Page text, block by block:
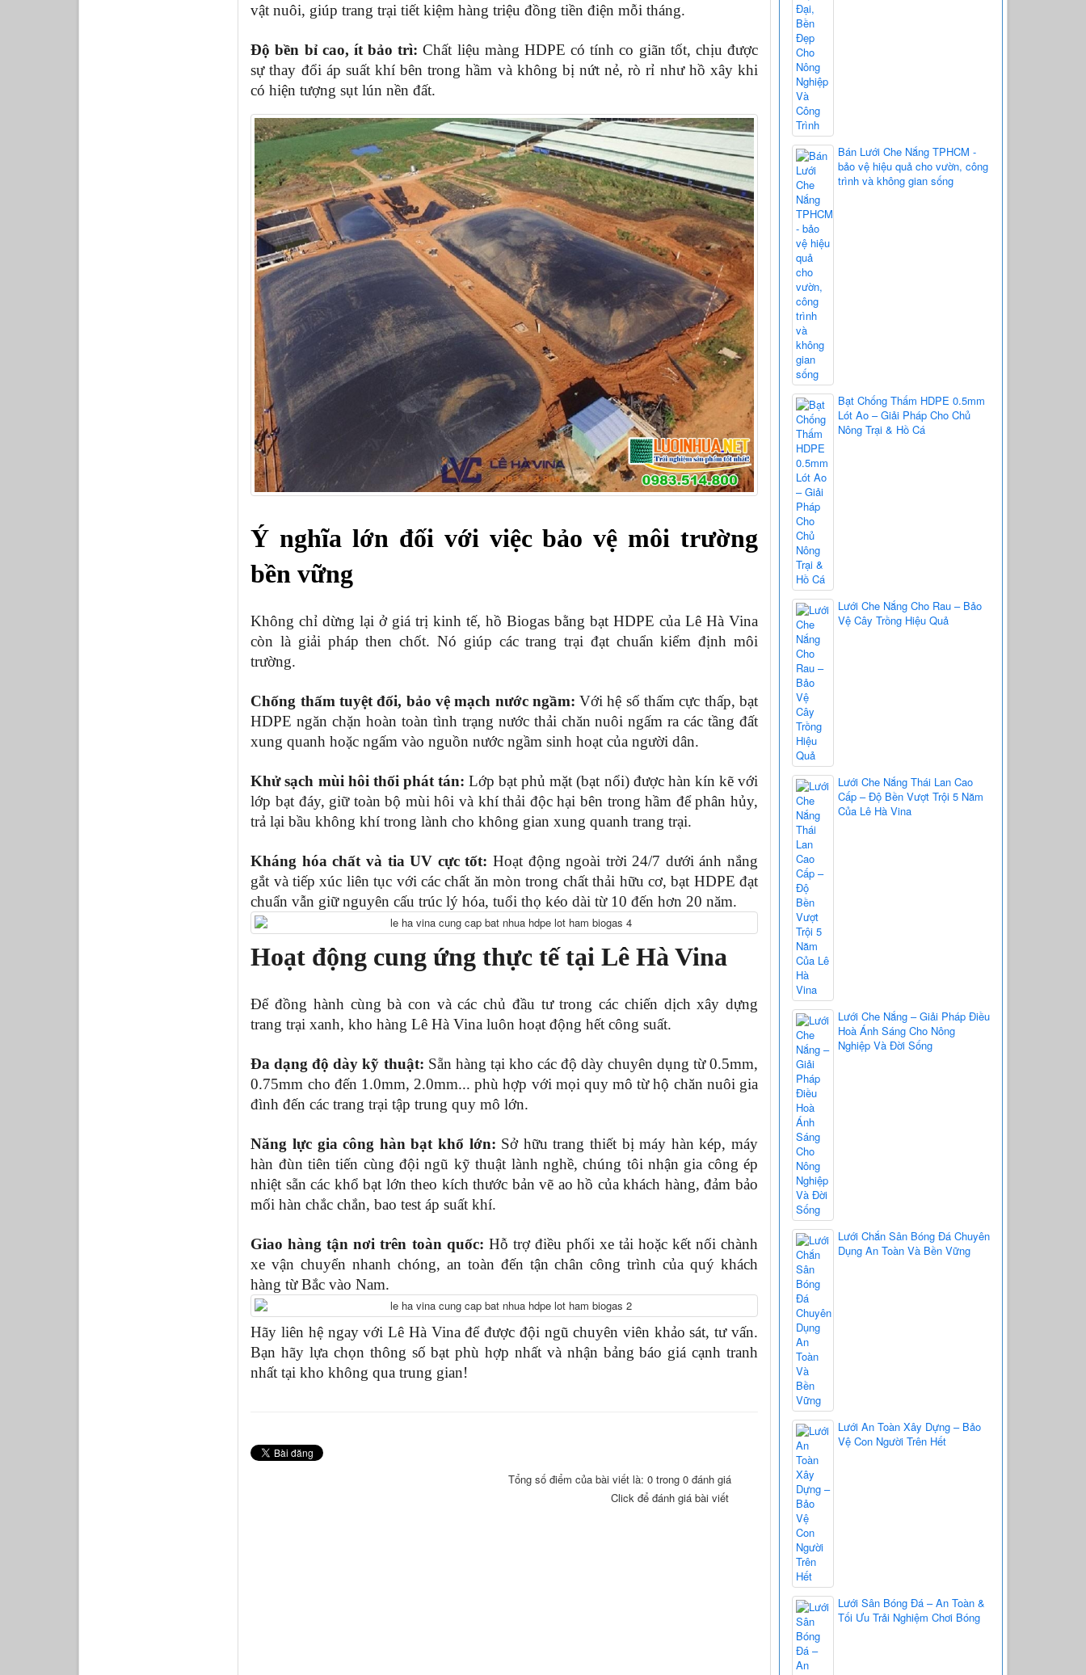
vật nuôi, giúp trang trại tiết kiệm hàng triệu đồng tiền điện mỗi tháng.
Độ bền bỉ cao, ít bảo trì: Chất liệu màng HDPE có tính co giãn tốt, chịu được
sự thay đổi áp suất khí bên trong hầm và không bị nứt nẻ, rò rỉ như hồ xây khi
có hiện tượng sụt lún nền đất.
Ý nghĩa lớn đối với việc bảo vệ môi trường
bền vững
Không chỉ dừng lại ở giá trị kinh tế, hồ Biogas bằng bạt HDPE của Lê Hà Vina
còn là giải pháp then chốt. Nó giúp các trang trại đạt chuẩn kiểm định môi
trường.
Chống thấm tuyệt đối, bảo vệ mạch nước ngầm: Với hệ số thấm cực thấp, bạt
HDPE ngăn chặn hoàn toàn tình trạng nước thải chăn nuôi ngấm ra các tầng đất
xung quanh hoặc ngấm vào nguồn nước ngầm sinh hoạt của người dân.
Khử sạch mùi hôi thối phát tán: Lớp bạt phủ mặt (bạt nổi) được hàn kín kẽ với
lớp bạt đáy, giữ toàn bộ mùi hôi và khí thải độc hại bên trong hầm để phân hủy,
trả lại bầu không khí trong lành cho không gian xung quanh trang trại.
Kháng hóa chất và tia UV cực tốt: Hoạt động ngoài trời 24/7 dưới ánh nắng
gắt và tiếp xúc liên tục với các chất ăn mòn trong chất thải hữu cơ, bạt HDPE đạt
chuẩn vẫn giữ nguyên cấu trúc lý hóa, tuổi thọ kéo dài từ 10 đến hơn 20 năm.
Hoạt động cung ứng thực tế tại Lê Hà Vina
Để đồng hành cùng bà con và các chủ đầu tư trong các chiến dịch xây dựng
trang trại xanh, kho hàng Lê Hà Vina luôn hoạt động hết công suất.
Đa dạng độ dày kỹ thuật: Sẵn hàng tại kho các độ dày chuyên dụng từ 0.5mm,
0.75mm cho đến 1.0mm, 2.0mm... phù hợp với mọi quy mô từ hộ chăn nuôi gia
đình đến các trang trại tập trung quy mô lớn.
Năng lực gia công hàn bạt khổ lớn: Sở hữu trang thiết bị máy hàn kép, máy
hàn đùn tiên tiến cùng đội ngũ kỹ thuật lành nghề, chúng tôi nhận gia công ép
nhiệt sẵn các khổ bạt lớn theo kích thước bản vẽ ao hồ của khách hàng, đảm bảo
mối hàn chắc chắn, bao test áp suất khí.
Giao hàng tận nơi trên toàn quốc: Hỗ trợ điều phối xe tải hoặc kết nối chành
xe vận chuyển nhanh chóng, an toàn đến tận chân công trình của quý khách
hàng từ Bắc vào Nam.
Hãy liên hệ ngay với Lê Hà Vina để được đội ngũ chuyên viên khảo sát, tư vấn.
Bạn hãy lựa chọn thông số bạt phù hợp nhất và nhận bảng báo giá cạnh tranh
nhất tại kho không qua trung gian!
Tổng số điểm của bài viết là: 0 trong 0 đánh giá
Click để đánh giá bài viết
Bán Lưới Che Nắng TPHCM -
bảo vệ hiệu quả cho vườn, công
trình và không gian sống
Bạt Chống Thấm HDPE 0.5mm
Lót Ao – Giải Pháp Cho Chủ
Nông Trại & Hồ Cá
Lưới Che Nắng Cho Rau – Bảo
Vệ Cây Trồng Hiệu Quả
Lưới Che Nắng Thái Lan Cao
Cấp – Độ Bền Vượt Trội 5 Năm
Của Lê Hà Vina
Lưới Che Nắng – Giải Pháp Điều
Hoà Ánh Sáng Cho Nông
Nghiệp Và Đời Sống
Lưới Chắn Sân Bóng Đá Chuyên
Dụng An Toàn Và Bền Vững
Lưới An Toàn Xây Dựng – Bảo
Vệ Con Người Trên Hết
Lưới Sân Bóng Đá – An Toàn &
Tối Ưu Trải Nghiệm Chơi Bóng